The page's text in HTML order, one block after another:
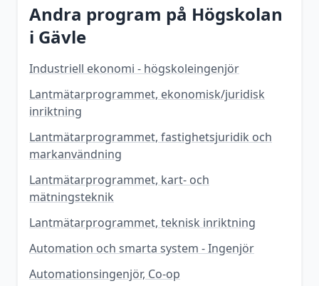
Andra program på Högskolan
i Gävle
Industriell ekonomi - högskoleingenjör
Lantmätarprogrammet, ekonomisk/juridisk
inriktning
Lantmätarprogrammet, fastighetsjuridik och
markanvändning
Lantmätarprogrammet, kart- och
mätningsteknik
Lantmätarprogrammet, teknisk inriktning
Automation och smarta system - Ingenjör
Automationsingenjör, Co-op